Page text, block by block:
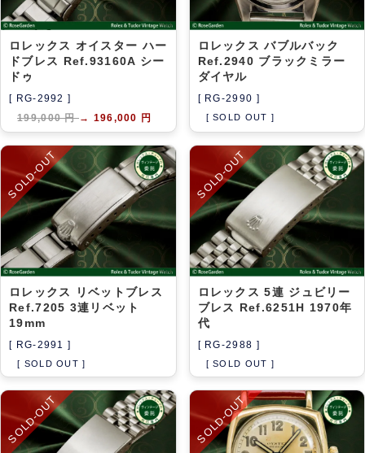
ロレックス オイスター ハー
ドブレス Ref.93160A シー
ドゥ
[ RG-2992 ]
199,000 円→ 196,000 円
ロレックス バブルバック
Ref.2940 ブラックミラー
ダイヤル
[ RG-2990 ]
[ SOLD OUT ]
SOLD-OUT
ロレックス リベットブレス
Ref.7205 3連リベット
19mm
[ RG-2991 ]
[ SOLD OUT ]
SOLD-OUT
ロレックス 5連 ジュビリー
ブレス Ref.6251H 1970年
代
[ RG-2988 ]
[ SOLD OUT ]
SOLD-OUT SOLD-OUT